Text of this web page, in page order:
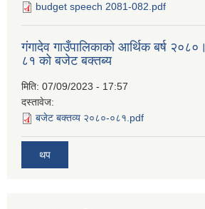
budget speech 2081-082.pdf
गंगादेव गाउँपालिकाको आर्थिक बर्ष २०८०।
८१ को बजेट बक्तब्य
मिति: 07/09/2023 - 17:57
दस्तावेज:
बजेट बक्तव्य २०८०-०८१.pdf
थप